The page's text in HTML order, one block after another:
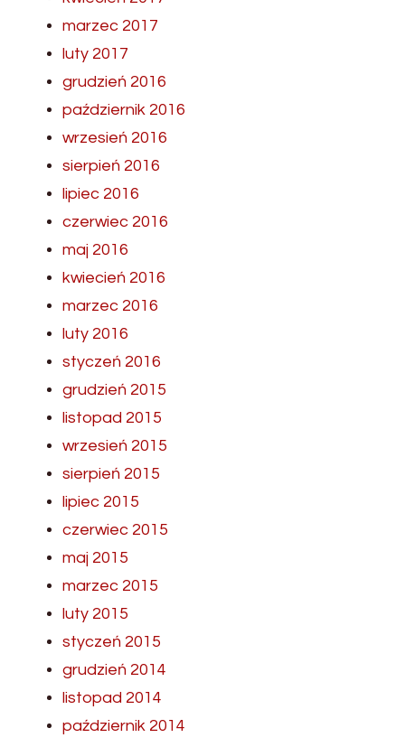
marzec 2017
luty 2017
grudzień 2016
październik 2016
wrzesień 2016
sierpień 2016
lipiec 2016
czerwiec 2016
maj 2016
kwiecień 2016
marzec 2016
luty 2016
styczeń 2016
grudzień 2015
listopad 2015
wrzesień 2015
sierpień 2015
lipiec 2015
czerwiec 2015
maj 2015
marzec 2015
luty 2015
styczeń 2015
grudzień 2014
listopad 2014
październik 2014